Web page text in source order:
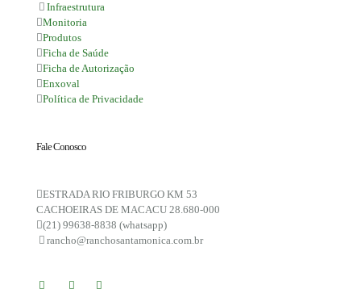
Infraestrutura
Monitoria
Produtos
Ficha de Saúde
Ficha de Autorização
Enxoval
Política de Privacidade
Fale Conosco
ESTRADA RIO FRIBURGO KM 53
CACHOEIRAS DE MACACU 28.680-000
(21) 99638-8838 (whatsapp)
rancho@ranchosantamonica.com.br